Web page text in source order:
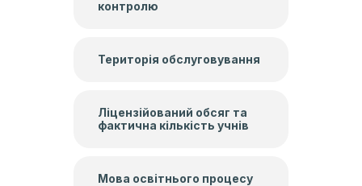
контролю
Територія обслуговування
Ліцензійований обсяг та
фактична кількість учнів
Мова освітнього процесу